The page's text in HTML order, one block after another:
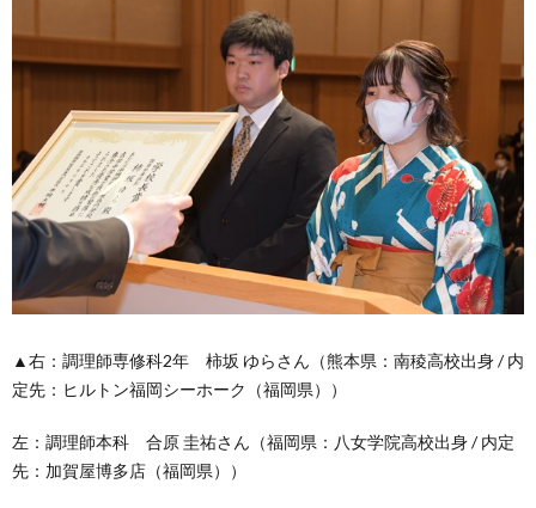
▲右：調理師専修科2年 柿坂 ゆらさん（熊本県：南稜高校出身 / 内
定先：ヒルトン福岡シーホーク（福岡県））
左：調理師本科 合原 圭祐さん（福岡県：八女学院高校出身 / 内定
先：加賀屋博多店（福岡県））